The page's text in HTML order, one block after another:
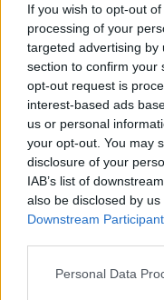
If you wish to opt-out
processing of your
targeted advertising by
section to confirm your
opt-out request is
interest-based ads
us or personal
your opt-out. You may
disclosure of your
IAB’s list of
also be disclosed by
Downstream
Personal Data
Ennyit keres egy
hét alatt 2026-
durván megéri
Egy magyar
lehet keresni öt nap
szállítja a